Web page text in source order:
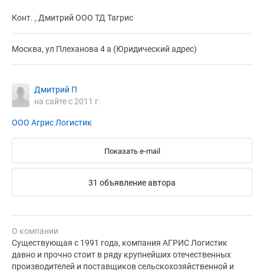
Конт. , Дмитрий ООО ТД Тагрис
Москва, ул Плеханова 4 а (Юридический адрес)
Дмитрий П
на сайте с 2011 г.
ООО Агрис Логистик
Показать e-mail
31 объявление автора
О компании
Существующая с 1991 года, компания АГРИС Логистик
давно и прочно стоит в ряду крупнейших отечественных
производителей и поставщиков сельскохозяйственной и